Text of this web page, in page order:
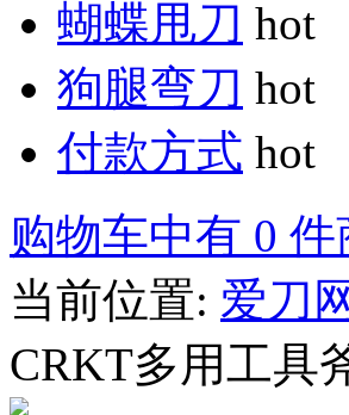
蝴蝶甩刀 hot
狗腿弯刀 hot
付款方式 hot
购物车中有 0 件
当前位置: 爱刀
CRKT多用工具